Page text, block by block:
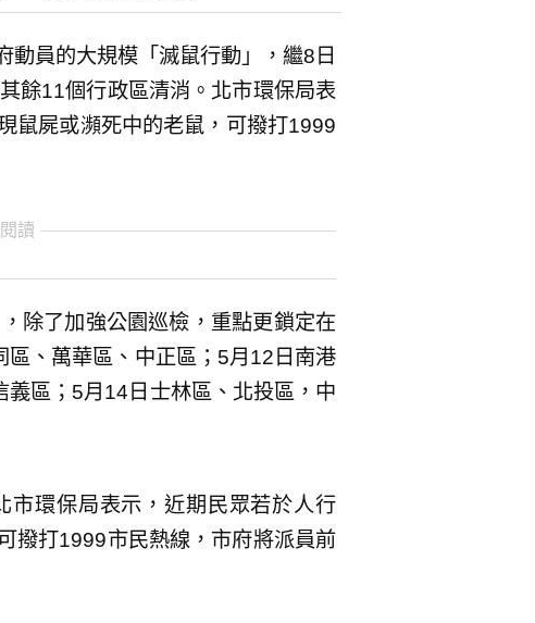
動員的大規模「滅鼠行動」，繼8日
餘11個行政區清消。北市環保局表
鼠屍或瀕死中的老鼠，可撥打1999
讀
除了加強公園巡檢，重點更鎖定在
、萬華區、中正區；5月12日南港
區；5月14日士林區、北投區，中
市環保局表示，近期民眾若於人行
撥打1999市民熱線，市府將派員前